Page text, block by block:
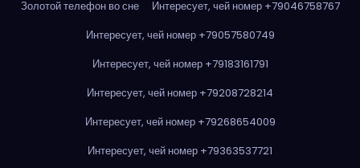
Золотой телефон во сне
Интересует, чей номер +79046758767
Интересует, чей номер +79057580749
Интересует, чей номер +79183161791
Интересует, чей номер +79208728214
Интересует, чей номер +79268654009
Интересует, чей номер +79363537721